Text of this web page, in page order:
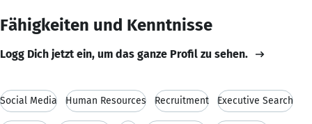
Fähigkeiten und Kenntnisse
Logg Dich jetzt ein, um das ganze Profil zu sehen.
Social Media Human Resources Recruitment Executive Search